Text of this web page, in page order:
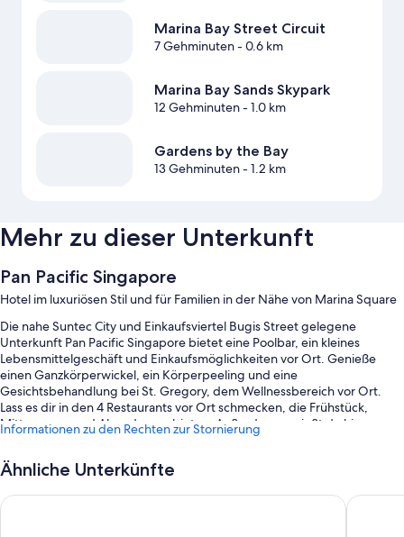
Marina Bay Street Circuit
7 Gehminuten- 0.6 km
Marina Bay Sands Skypark
12 Gehminuten- 1.0 km
Gardens by the Bay
13 Gehminuten- 1.2 km
Mehr zu dieser Unterkunft
Pan Pacific Singapore
Hotel im luxuriösen Stil und für Familien in der Nähe von Marina Square
Die nahe Suntec City und Einkaufsviertel Bugis Street gelegene
Unterkunft Pan Pacific Singapore bietet eine Poolbar, ein kleines
Lebensmittelgeschäft und Einkaufsmöglichkeiten vor Ort. Genieße
einen Ganzkörperwickel, ein Körperpeeling und eine
Gesichtsbehandlung bei St. Gregory, dem Wellnessbereich vor Ort.
Lass es dir in den 4 Restaurants vor Ort schmecken, die Frühstück,
Mittagessen und Abendessen bieten. Außerdem genießt du hier
internationale Küche. Ein Coffeeshop/Café, ein japanischer Garten und
was du für einen angenehmen Aufenthalt brauchst.
Während deines Aufenthalts erwarten dich außerdem die folgenden
Informationen zu den Rechten zur Stornierung
Ähnliche Unterkünfte
PARKROYAL COLLECTION Marina Bay, Singapore